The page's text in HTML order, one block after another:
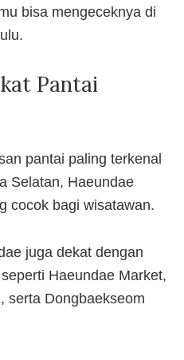
bisa mengeceknya di
Pantai
pantai paling terkenal
Selatan, Haeundae
cocok bagi wisatawan.
juga dekat dengan
Haeundae Market,
serta Dongbaekseom